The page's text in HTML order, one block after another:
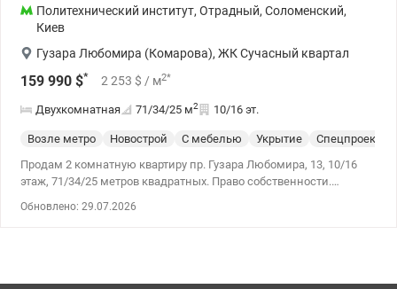
Политехнический институт, Отрадный, Соломенский,
Киев
Гузара Любомира (Комарова), ЖК Сучасный квартал
159 990 $* 2 253 $ / м2*
Двухкомнатная 71/34/25 м2 10/16 эт.
Возле метро Новострой С мебелью Укрытие Спецпроект
Продам 2 комнатную квартиру пр. Гузара Любомира, 13, 10/16
этаж, 71/34/25 метров квадратных. Право собственности.
КПИ- до 20 минут. Видовая квартира панорамно-видовая с
Квартира имеет свое парковочное место и кладовое
Обновлено: 29.07.2026